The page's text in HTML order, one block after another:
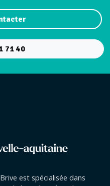
71 40
est spécialisée dans